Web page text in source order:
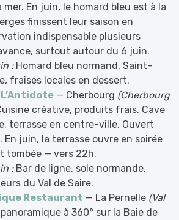
En juin, le homard bleu est à la
finissent leur saison en
indispensable plusieurs
surtout autour du 6 juin.
:Homard bleu normand, Saint-
fraises locales en dessert.
— Cherbourg (Cherbourg
créative, produits frais. Cave
terrasse en centre-ville. Ouvert
En juin, la terrasse ouvre en soirée
tombée — vers 22h.
:Bar de ligne, sole normande,
du Val de Saire.
Restaurant — La Pernelle (Val
à 360° sur la Baie de